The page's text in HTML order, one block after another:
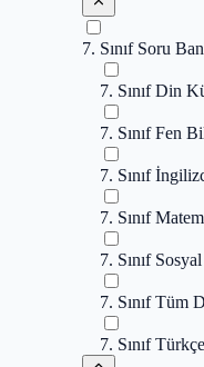
7. Sınıf Soru
7. Sınıf Din
7. Sınıf Fen
7. Sınıf
7. Sınıf
7. Sınıf
7. Sınıf Tüm
7. Sınıf